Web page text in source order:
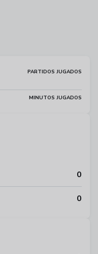
PARTIDOS JUGADOS
MINUTOS JUGADOS
0
0